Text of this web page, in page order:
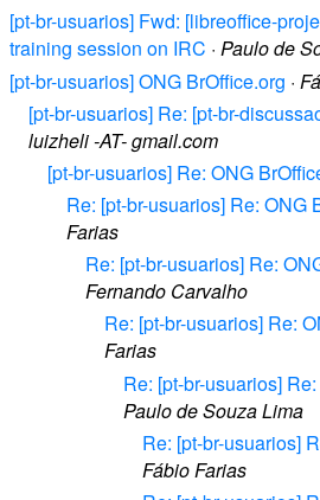
[pt-br-usuarios] Fwd: [libreoffice-
training session on IRC · Paulo de
[pt-br-usuarios] ONG BrOffice.org ·
[pt-br-usuarios] Re: [pt-br-
luizheli -AT- gmail.com
[pt-br-usuarios] Re: ONG
Re: [pt-br-usuarios] Re: ONG
Farias
Re: [pt-br-usuarios] Re:
Fernando Carvalho
Re: [pt-br-usuarios] Re:
Farias
Re: [pt-br-usuarios]
Paulo de Souza Lima
Re: [pt-br-usuarios]
Fábio Farias